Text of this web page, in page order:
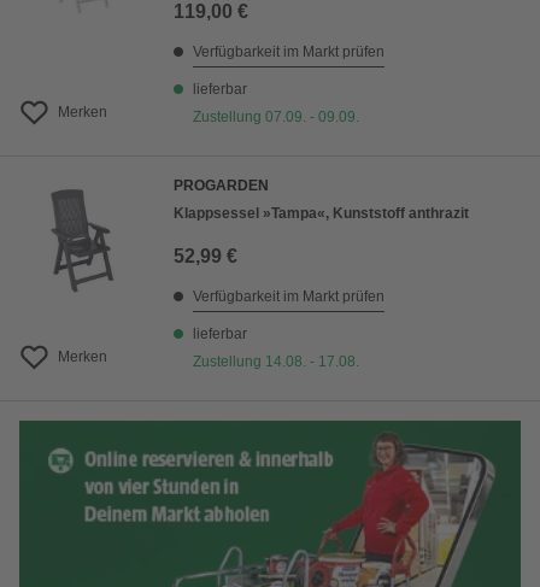
Merken
119,00 €
Verfügbarkeit im Markt prüfen
lieferbar
Zustellung 07.09. - 09.09.
Merken
PROGARDEN
Klappsessel »Tampa«, Kunststoff anthrazit
52,99 €
Verfügbarkeit im Markt prüfen
lieferbar
Zustellung 14.08. - 17.08.